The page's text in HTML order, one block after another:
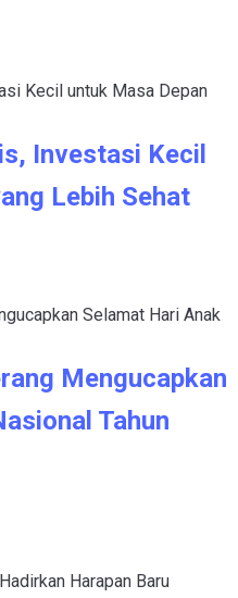
Investasi Kecil
Lebih Sehat
Mengucapkan
Tahun